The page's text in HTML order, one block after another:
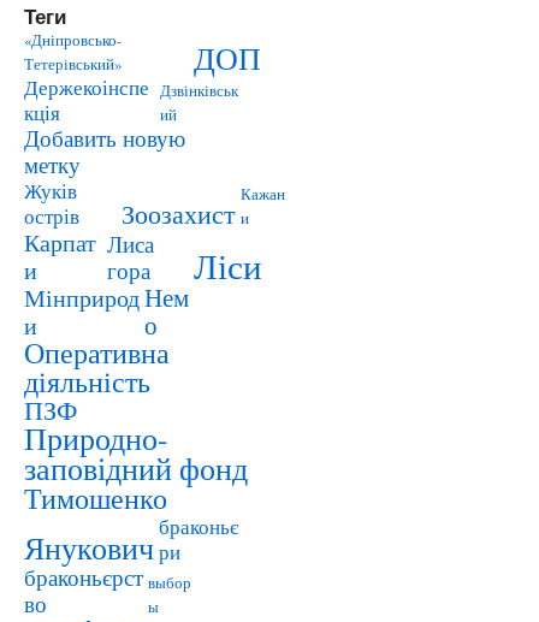
Теги
«Дніпровсько-
Тетерівський»
ДОП
Держекоінспе
кція
Дзвінківськ
ий
Добавить новую
метку
Жуків
острів
Зоозахист
Кажан
и
Карпат
и
Лиса
гора
Ліси
Мінприрод
и
Нем
о
Оперативна
діяльність
ПЗФ
Природно-
заповідний фонд
Тимошенко
Януковичбраконьє
ри
браконьєрст
во
выбор
ы